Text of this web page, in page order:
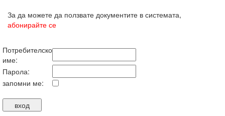
За да можете да ползвате документите в системата,
абонирайте се
Потребителско
име:
Парола:
запомни ме: